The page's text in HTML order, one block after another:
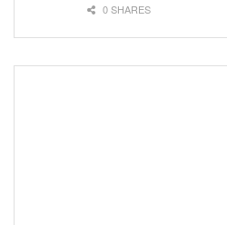
0 SHARES